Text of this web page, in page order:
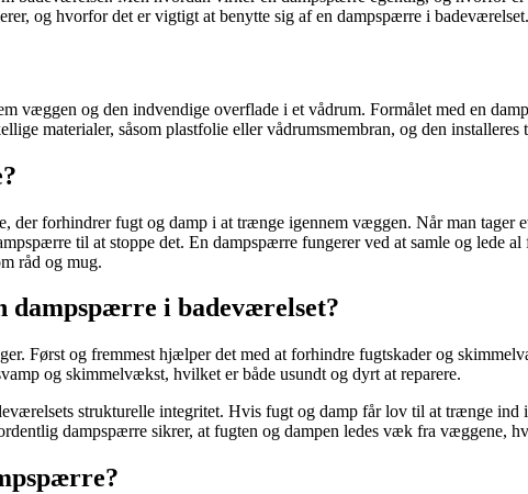
og hvorfor det er vigtigt at benytte sig af en dampspærre i badeværelset.
væggen og den indvendige overflade i et vådrum. Formålet med en
materialer, såsom plastfolie eller vådrumsmembran, og den
der forhindrer fugt og damp i at trænge igennem væggen. Når man tager
til at stoppe det. En dampspærre fungerer ved at samle og
råd og mug.
dampspærre i badeværelset?
Først og fremmest hjælper det med at forhindre fugtskader og
og skimmelvækst, hvilket er både usundt og dyrt at reparere.
strukturelle integritet. Hvis fugt og damp får lov til at trænge
dampspærre sikrer, at fugten og dampen ledes væk fra væggene,